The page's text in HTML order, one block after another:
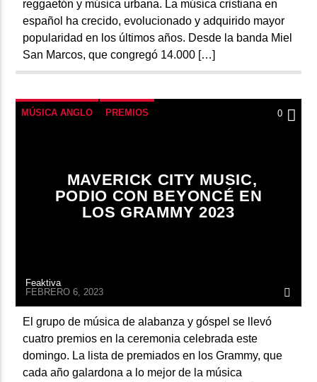
reggaetón y música urbana. La música cristiana en
español ha crecido, evolucionado y adquirido mayor
popularidad en los últimos años. Desde la banda Miel
San Marcos, que congregó 14.000 […]
MÚSICA ANGLO PREMIOS 0
MAVERICK CITY MUSIC,
PODIO CON BEYONCÉ EN
LOS GRAMMY 2023
Feaktiva
FEBRERO 6, 2023
El grupo de música de alabanza y góspel se llevó
cuatro premios en la ceremonia celebrada este
domingo. La lista de premiados en los Grammy, que
cada año galardona a lo mejor de la música